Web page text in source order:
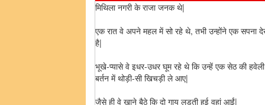
मिथिला नगरी के राजा जनक थे|
एक रात वे अपने महल में सो रहे थे, तभी उन्होंने एक सपना
है|
भूखे-प्यासे वे इधर-उधर घूम रहे थे कि उन्हें एक सेठ की हवेली
बर्तन में थोड़ी-सी खिचड़ी ले आए|
जैसे ही वे खाने बैठे कि दो गाय लड़ती हुई वहां आईं|